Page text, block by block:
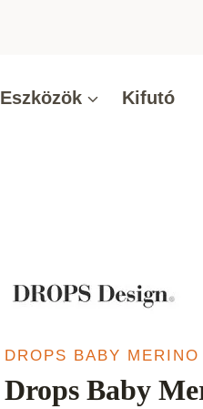
Eszközök Kifutó
DROPS BABY MERINO
Drops Baby